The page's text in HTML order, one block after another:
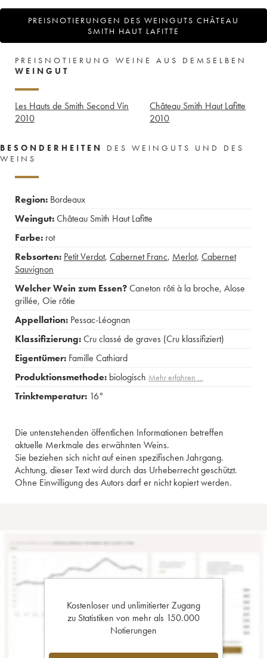
PREISNOTIERUNGEN DES WEINGUTS CHÂTEAU
SMITH HAUT LAFITTE
PREISNOTIERUNG WEINE AUS DEMSELBEN
WEINGUT
Les Hauts de Smith Second Vin
2010
Château Smith Haut Lafitte
2010
BESONDERHEITEN
DES WEINGUTS UND DES
WEINS
Region: Bordeaux
Weingut:Château Smith Haut Lafitte
Farbe: rot
Rebsorten: Petit Verdot, Cabernet Franc, Merlot, Cabernet
Sauvignon
Welcher Wein zum Essen?Caneton rôti à la broche, Alose
grillée, Oie rôtie
Appellation: Pessac-Léognan
Klassifizierung:Cru classé de graves (Cru klassifiziert)
Eigentümer: Famille Cathiard
Produktionsmethode: biologisch Mehr erfahren …
Trinktemperatur: 16°
Die untenstehenden öffentlichen Informationen betreffen
aktuelle Merkmale des erwähnten Weins.
Sie beziehen sich nicht auf einen spezifischen Jahrgang.
Achtung, dieser Text wird durch das Urheberrecht geschützt.
Ohne Einwilligung des Autors darf er nicht kopiert werden.
Kostenloser und unlimitierter Zugang
zu Statistiken von mehr als 150.000
Notierungen